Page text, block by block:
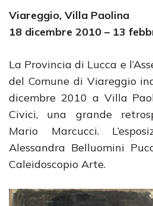
Viareggio, Villa Paolina
18 dicembre 2010 – 13
La Provincia di Lucca e
del Comune di Viareggio
dicembre 2010 a Villa
Civici, una grande
Mario Marcucci.
Alessandra Belluomini
Caleidoscopio Arte.